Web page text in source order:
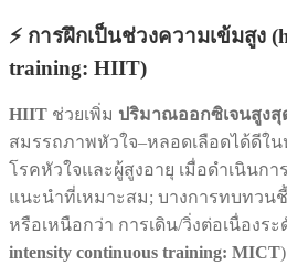
⚡ การฝึกเป็นช่วงความเข้มสูง
training: HIIT)
HIIT ช่วยเพิ่ม ปริมาณออกซิเจนสูงสุ
สมรรถภาพหัวใจ–หลอดเลือดได้ดีใ
โรคหัวใจและผู้สูงอายุ เมื่อดำเนินก
แนะนำที่เหมาะสม; บางการทบทวน
หรือเหนือกว่า การเดิน/วิ่งต่อเนื่องร
intensity continuous training: MICT